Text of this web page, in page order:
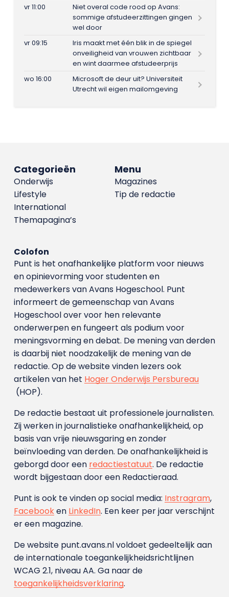
vr 11:00
Niet overal code rood op Avans:
sommige afstudeerzittingen gingen
wel door
vr 09:15
Iris maakt met één blik in de spiegel
onveiligheid van vrouwen zichtbaar
en wint daarmee afstudeerprijs
wo 16:00
Microsoft de deur uit? Universiteit
Utrecht wil eigen mailomgeving
Menu
Magazines
Tip de redactie
Categorieën
Onderwijs
Lifestyle
International
Themapagina’s
Colofon
Punt is het onafhankelijke platform voor nieuws
en opinievorming voor studenten en
medewerkers van Avans Hoge­school. Punt
informeert de gemeenschap van Avans
Hogeschool over voor hen relevante
onderwerpen en fungeert als podium voor
meningsvorming en debat. De mening van derden
is daarbij niet noodzakelijk de mening van de
redactie. Op de website vinden lezers ook
artikelen van het Hoger Onderwijs Persbureau
(HOP).
De redactie bestaat uit professionele journalisten.
Zij werken in journalistieke onafhankelijkheid, op
basis van vrije nieuwsgaring en zonder
beïnvloeding van derden. De onafhankelijkheid is
geborgd door een redactiestatuut. De redactie
wordt bijgestaan door een Redactieraad.
Punt is ook te vinden op social media: Instragram,
Facebooken LinkedIn. Een keer per jaar verschijnt
er een magazine.
De website punt.avans.nl voldoet gedeeltelijk aan
de internationale toegankelijkheidsrichtlijnen
WCAG 2.1, niveau AA. Ga naar de
toegankelijkheidsverklaring.